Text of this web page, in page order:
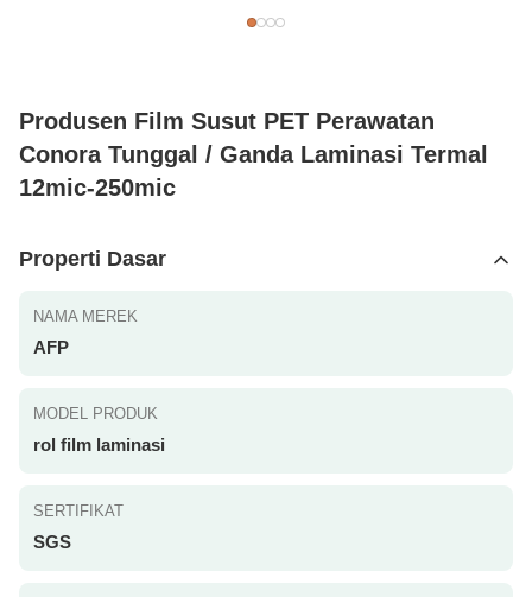
Produsen Film Susut PET Perawatan
Conora Tunggal / Ganda Laminasi Termal
12mic-250mic
Properti Dasar
NAMA MEREK
AFP
MODEL PRODUK
rol film laminasi
SERTIFIKAT
SGS